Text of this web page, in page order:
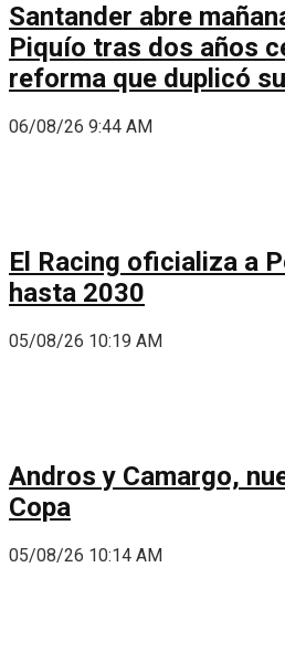
Santander abre
Piquío tras dos años
reforma que duplicó
06/08/26 9:44 AM
El Racing oficializa a
hasta 2030
05/08/26 10:19 AM
Andros y Camargo,
Copa
05/08/26 10:14 AM